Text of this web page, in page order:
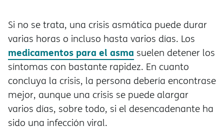
Si no se trata, una crisis asmática puede durar
varias horas o incluso hasta varios días. Los
medicamentos para el asma suelen detener los
síntomas con bastante rapidez. En cuanto
concluya la crisis, la persona debería encontrase
mejor, aunque una crisis se puede alargar
varios días, sobre todo, si el desencadenante ha
sido una infección viral.